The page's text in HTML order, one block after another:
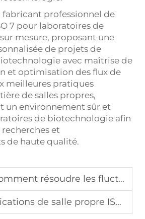
fabricant professionnel de
7 pour laboratoires de
mesure, proposant une
de projets de
avec maîtrise de
et optimisation des flux de
meilleures pratiques
de salles propres,
un environnement sûr et
de biotechnologie afin
et
de haute qualité.
résoudre les fluctuations de pression dans les chambres à pression négative
propre ISO 8 : Idéales pour l'assemblage électronique et l'emballage de dispositifs médicaux